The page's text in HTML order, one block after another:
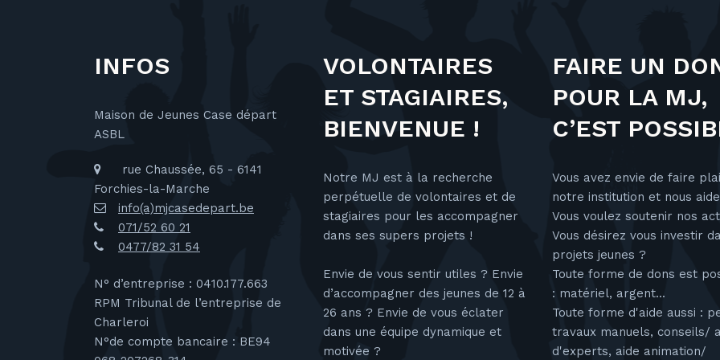
g
a
i
o
n
d
INFOS
Maison de Jeunes Case départ
ASBL
rue Chaussée, 65 - 6141
Forchies-la-Marche
info(a)mjcasedepart.be
071/52 60 21
0477/82 31 54
N° d’entreprise : 0410.177.663
RPM Tribunal de l’entreprise de
Charleroi
N°de compte bancaire : BE94
VOLONTAIRES
ET STAGIAIRES,
BIENVENUE !
Notre MJ est à la recherche
perpétuelle de volontaires et de
stagiaires pour les accompagner
dans ses supers projets !
Envie de vous sentir utiles ? Envie
d’accompagner des jeunes de 12 à
26 ans ? Envie de vous éclater
dans une équipe dynamique et
motivée ?
FAIRE UN
POUR LA MJ,
C’EST
Vous avez envie de faire
notre institution et nous
Vous voulez soutenir nos
Vous désirez vous investir
projets jeunes ?
Toute forme de dons est
: matériel, argent...
Toute forme d'aide aussi :
travaux manuels, conseils/
d'experts, aide animation/